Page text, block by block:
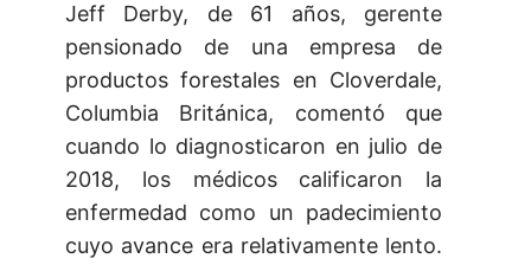
Jeff Derby, de 61 años, gerente
pensionado de una empresa de
productos forestales en Cloverdale,
Columbia Británica, comentó que
cuando lo diagnosticaron en julio de
2018, los médicos calificaron la
enfermedad como un padecimiento
cuyo avance era relativamente lento.